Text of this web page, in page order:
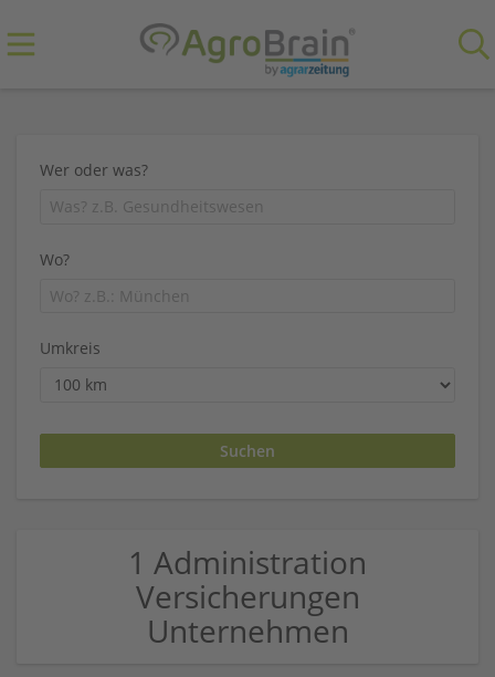
Wer oder was?
Wo?
Umkreis
1 Administration
Versicherungen
Unternehmen